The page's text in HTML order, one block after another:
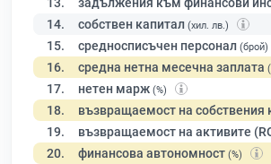
13. задължения към финансови
14. собствен капитал (хил. лв.)
15. средносписъчен персонал (брой)
16. средна нетна месечна заплата
17. нетен марж (%)
18. възвращаемост на собствения
19. възвращаемост на активите
20. финансова автономност (%)